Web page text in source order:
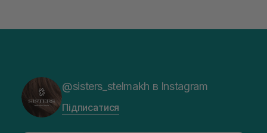
@sisters_stelmakh в Instagram
Підписатися